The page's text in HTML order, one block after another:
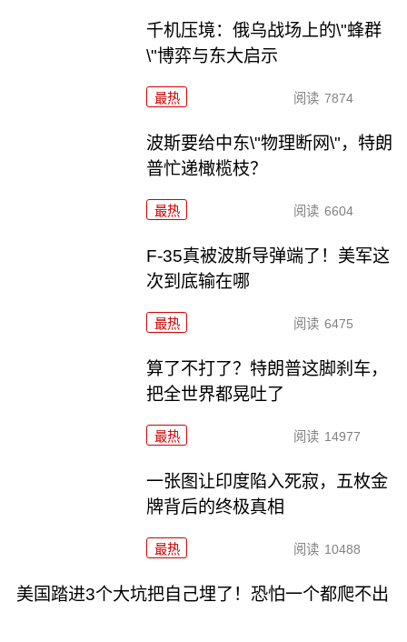
千机压境：俄乌战场上的\"蜂群
\"博弈与东大启示
最热 阅读 7874
波斯要给中东\"物理断网\"，特朗
普忙递橄榄枝？
最热 阅读 6604
F-35真被波斯导弹端了！美军这
次到底输在哪
最热 阅读 6475
算了不打了？特朗普这脚刹车，
把全世界都晃吐了
最热 阅读 14977
一张图让印度陷入死寂，五枚金
牌背后的终极真相
最热 阅读 10488
美国踏进3个大坑把自己埋了！恐怕一个都爬不出